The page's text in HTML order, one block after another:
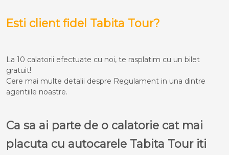
Esti client fidel Tabita Tour?
La 10 calatorii efectuate cu noi, te rasplatim cu un bilet
gratuit!
Cere mai multe detalii despre Regulament in una dintre
agentiile noastre.
Ca sa ai parte de o calatorie cat mai
placuta cu autocarele Tabita Tour iti